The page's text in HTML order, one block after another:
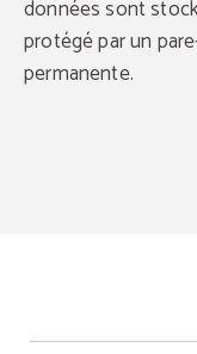
données sont
protégé par un
permanente.